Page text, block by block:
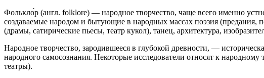
Фолькло́р (англ. folklore) — народное творчество, чаще всего именно
создаваемые народом и бытующие в народных массах поэзия (предания,
(драмы, сатирические пьесы, театр кукол), танец, архитектура,
Народное творчество, зародившееся в глубокой древности, —
народного самосознания. Некоторые исследователи относят к
театры).